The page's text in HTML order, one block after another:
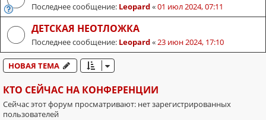
Последнее сообщение: Leopard«01 июл 2024, 07:11
ДЕТСКАЯ НЕОТЛОЖКА
Последнее сообщение: Leopard« 23 июн 2024, 17:10
НОВАЯ ТЕМА
КТО СЕЙЧАС НА КОНФЕРЕНЦИИ
Сейчас этот форум просматривают: нет зарегистрированных
пользователей